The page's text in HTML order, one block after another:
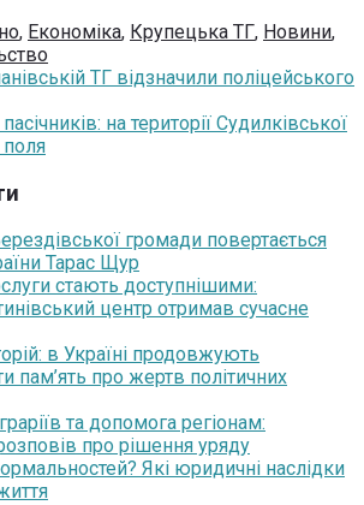
, Економіка, Крупецька ТГ, Новини,
ТГ відзначили поліцейського
на території Судилківської
громади повертається
Тарас Щур
стають доступнішими:
центр отримав сучасне
в Україні продовжують
пам’ять про жертв політичних
та допомога регіонам:
про рішення уряду
Які юридичні наслідки